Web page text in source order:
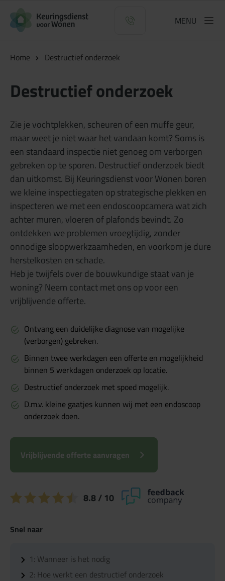
Logo Keuringsdienst voor Wonen
MENU
Home Destructief onderzoek
Destructief onderzoek
Zie je vochtplekken, scheuren of een muffe geur,
maar weet je niet waar het vandaan komt? Soms is
een standaard inspectie niet genoeg om verborgen
gebreken op te sporen. Destructief onderzoek biedt
dan uitkomst. Bij Keuringsdienst voor Wonen boren
we kleine inspectiegaten op strategische plekken en
inspecteren we met een endoscoopcamera wat zich
achter muren, vloeren of plafonds bevindt. Zo
ontdekken we problemen vroegtijdig, zonder
onnodige sloopwerkzaamheden, en voorkom je dure
herstelkosten en schade.
Heb je twijfels over de bouwkundige staat van je
woning? Neem contact met ons op voor een
vrijblijvende offerte.
Ontvang een duidelijke diagnose van mogelijke
(verborgen) gebreken.
Binnen twee werkdagen een offerte en mogelijkheid
binnen 5 werkdagen onderzoek op locatie.
Destructief onderzoek met spoed mogelijk.
D.m.v. kleine gaatjes kunnen wij met een endoscoop
onderzoek doen.
Vrijblijvende offerte aanvragen
8.8/ 10
Snel naar
1: Wanneer is het nodig
2: Hoe werkt een destructief onderzoek